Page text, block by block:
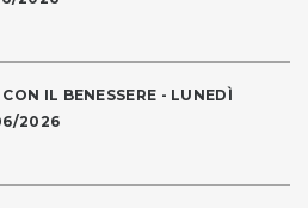
IL BENESSERE - LUNEDÌ
2026